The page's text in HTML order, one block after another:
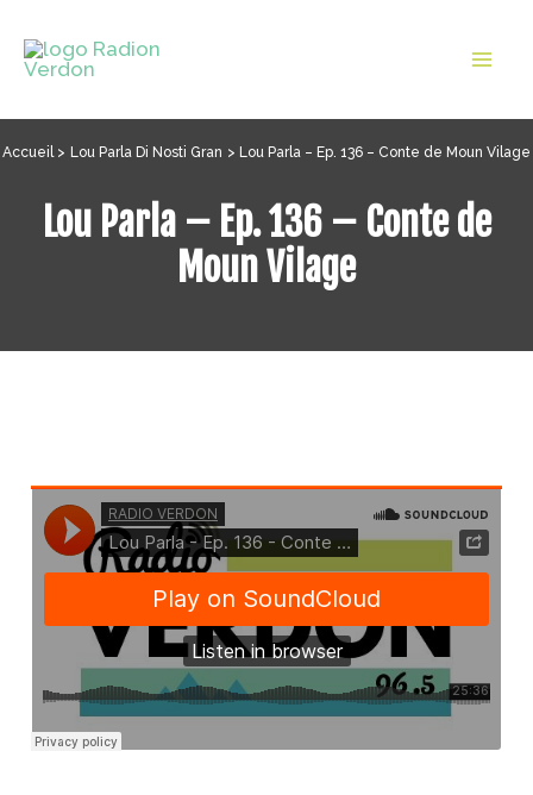
contenu
Accueil Lou Parla Di Nosti Gran Lou Parla – Ep. 136 – Conte de Moun Vilage
Lou Parla – Ep. 136 – Conte de
Moun Vilage